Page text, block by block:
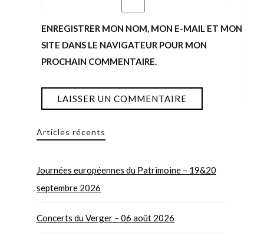
ENREGISTRER MON NOM, MON E-MAIL ET MON
SITE DANS LE NAVIGATEUR POUR MON
PROCHAIN COMMENTAIRE.
Articles récents
Journées européennes du Patrimoine – 19&20
septembre 2026
Concerts du Verger – 06 août 2026